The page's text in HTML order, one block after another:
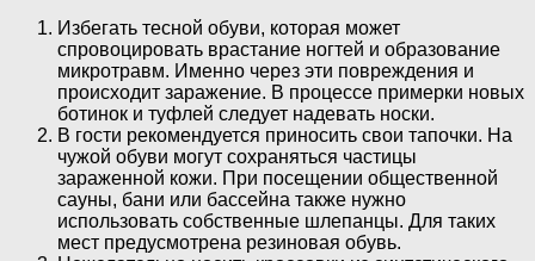
Избегать тесной обуви, которая может
спровоцировать врастание ногтей и образование
микротравм. Именно через эти повреждения и
происходит заражение. В процессе примерки новых
ботинок и туфлей следует надевать носки.
В гости рекомендуется приносить свои тапочки. На
чужой обуви могут сохраняться частицы
зараженной кожи. При посещении общественной
сауны, бани или бассейна также нужно
использовать собственные шлепанцы. Для таких
мест предусмотрена резиновая обувь.